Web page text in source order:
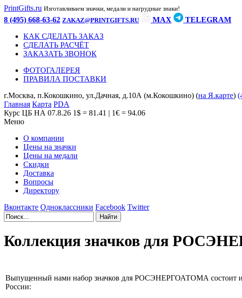
PrintGifts.ru Изготавливаем значки, медали и нагрудные знаки!
8 (495) 668-63-62 ZAKAZ@PRINTGIFTS.RU MAX
TELEGRAM
КАК СДЕЛАТЬ ЗАКАЗ
СДЕЛАТЬ РАСЧЁТ
ЗАКАЗАТЬ ЗВОНОК
ФОТОГАЛЕРЕЯ
ПРАВИЛА ПОСТАВКИ
г.Москва, п.Кокошкино, ул.Дачная, д.10А (м.Кокошкино) (на Я.карте)
Главная Карта PDA
Курс ЦБ НА 07.8.26 1$ = 81.41 | 1€ = 94.06
Меню
О компании
Цены на значки
Цены на медали
Скидки
Доставка
Вопросы
Директору
Вконтакте Одноклассники Facebook Twitter
Коллекция значков для
Выпущенный нами набор значков для РОСЭНЕРГОАТОМА состоит из
России: